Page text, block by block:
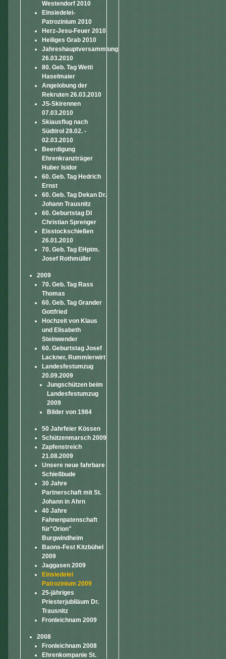
Westendorf 2010
Einsiedelei-
Patrozinium 2010
Herz-Jesu-Feuer 2010
Heiliges Grab 2010
Jahreshauptversammlung
26.03.2010
80. Geb. Tag Wetti
Haselmaier
Angelobung der
Rekruten 26.03.2010
JS-Skirennen
07.03.2010
Skiausflug nach
Südtirol 28.02. -
02.03.2010
Beerdigung
Ehrenkranzträger
Huber Isidor
60. Geb. Tag Hedrich
Ernst
60. Geb. Tag Dekan Dr.
Johann Trausnitz
60. Geburtstag DI
Christian Sprenger
Eisstockschießen
26.01.2010
70. Geb. Tag EHptm.
Josef Rothmüller
2009
70. Geb. Tag Rass
Thomas
60. Geb. Tag Grander
Gottfried
Hochzeit von Klaus
und Elisabeth
Steinwender
60. Geburtstag Josef
Lackner, Rummlerwirt
Landesfestumzug
20.09.2009
Jungschützen beim
Landesfestumzug
2009
Bilder von 1984
50 Jahrfeier Kössen
Schützenmarsch 2009
Zapfenstreich
21.08.2009
Unsere neue fahrbare
Schießbude
30 Jahre
Partnerschaft mit St.
Johann in Ahrn
40 Jahre
Fahnenpatenschaft
für"Orion"
Burgwindheim
Baons-Fest Kitzbühel
2009
Jaggasen 2009
Einsiedelei
Patrozinium 2009
25-jähriges
Priesterjubiläum Dr.
Trausnitz
Fronleichnam 2009
2008
Fronleichnam 2008
Ehrenkompanie St.